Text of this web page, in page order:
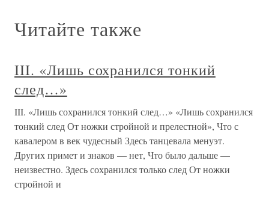
Читайте также
III. «Лишь сохранился тонкий
след…»
III. «Лишь сохранился тонкий след…» «Лишь сохранился
тонкий след От ножки стройной и прелестной», Что с
кавалером в век чудесный Здесь танцевала менуэт.
Других примет и знаков — нет, Что было дальше —
неизвестно. Здесь сохранился только след От ножки
стройной и